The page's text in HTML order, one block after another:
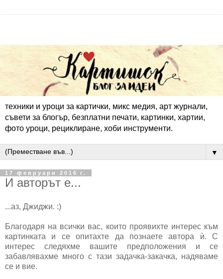
техники и уроци за картички, микс медия, арт журнали,
съвети за блогър, безплатни печати, картинки, хартии,
фото уроци, рециклиране, хоби инструменти.
▼
17 февруари 2016 г.
И авторът е...
...аз, Джиджи. :)
Благодаря на всички вас, които проявихте интерес към
картинката и се опитахте да познаете автора ѝ. С
интерес следяхме вашите предположения и се
забавлявахме много с тази задачка-закачка, надяваме
се и вие.